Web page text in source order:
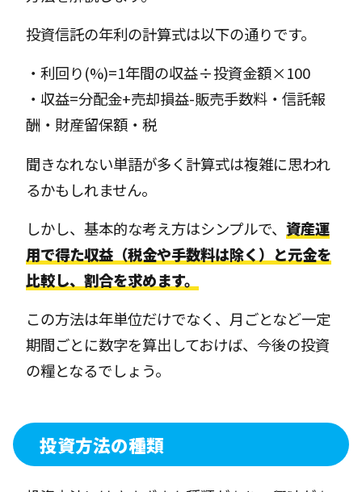
投資信託の年利の計算式は以下の通りです。
・利回り(%)=1年間の収益÷投資金額×100
・収益=分配金+売却損益-販売手数料・信託報
酬・財産留保額・税
聞きなれない単語が多く計算式は複雑に思われ
るかもしれません。
しかし、基本的な考え方はシンプルで、資産運
用で得た収益（税金や手数料は除く）と元金を
比較し、割合を求めます。
この方法は年単位だけでなく、月ごとなど一定
期間ごとに数字を算出しておけば、今後の投資
の糧となるでしょう。
投資方法の種類